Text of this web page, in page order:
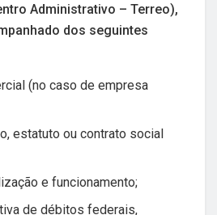
Administrativo – Terreo),
dos seguintes
(no caso de empresa
estatuto ou contrato social
e funcionamento;
de débitos federais,